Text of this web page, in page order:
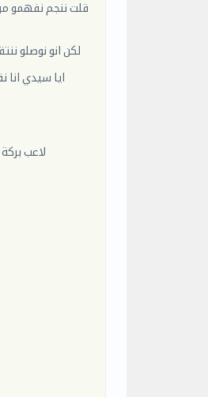
قلت ننجم نفهمو
لكن انو نوصلو
ايا سيدي
لاعب